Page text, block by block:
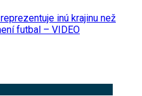
inú krajinu než
futbal – VIDEO